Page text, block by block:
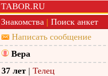
TABOR.RU
Знакомства | Поиск анкет
Написать сообщение
Вера
37 лет | Телец